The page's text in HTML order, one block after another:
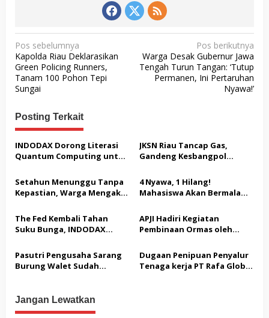
N
a
v
i
g
a
s
i
p
o
s
Pos sebelumnya
Kapolda Riau Deklarasikan
Green Policing Runners,
Tanam 100 Pohon Tepi
Sungai
Pos berikutnya
Warga Desak Gubernur Jawa
Tengah Turun Tangan: ‘Tutup
Permanen, Ini Pertaruhan
Nyawa!’
Posting Terkait
INDODAX Dorong Literasi
Quantum Computing untuk
Blockchain
JKSN Riau Tancap Gas,
Gandeng Kesbangpol
Kebangsaan dan Moderasi
Beragama
Setahun Menunggu Tanpa
Kepastian, Warga Mengaku
Tak Terealisasi
4 Nyawa, 1 Hilang!
Mahasiswa Akan Bermalam
The Fed Kembali Tahan
Suku Bunga, INDODAX
Dorong Sentimen Pasar
APJI Hadiri Kegiatan
Pembinaan Ormas oleh
Pasutri Pengusaha Sarang
Burung Walet Sudah
Segera Lakukan Penahanan
Dugaan Penipuan Penyalur
Tenaga kerja PT Rafa Global
Jangan Lewatkan